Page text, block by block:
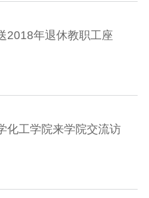
2018年退休教职工座
化工学院来学院交流访